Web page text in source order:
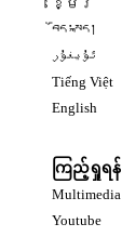
ខ្មែរ
བོད་སྐད།
ئۇيغۇر
Tiếng Việt
English
ကြည့်ရှုရန်
Multimedia
Youtube